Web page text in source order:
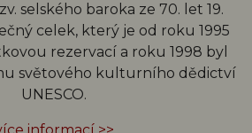
selského baroka ze 70. let 19.
celek, který je od roku 1995
rezervací a roku 1998 byl
světového kulturního dědictví
UNESCO.